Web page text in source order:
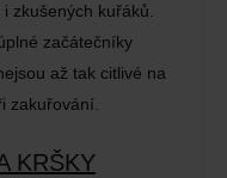
zkušených kuřáků.
začátečníky
až tak citlivé na
zakuřování.
KRŠKY